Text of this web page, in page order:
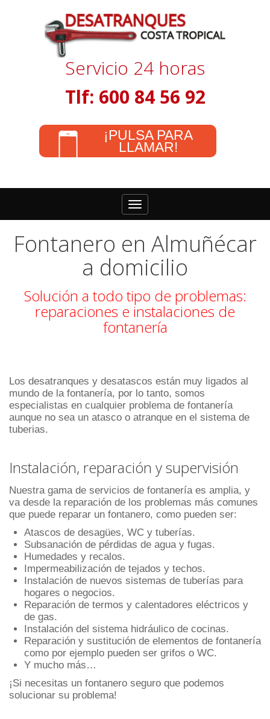
Servicio 24 horas
Tlf: 600 84 56 92
¡PULSA PARA
LLAMAR!
Toggle
navigation
Fontanero en Almuñécar
a domicilio
Solución a todo tipo de problemas:
reparaciones e instalaciones de
fontanería
Los desatranques y desatascos están muy ligados al
mundo de la fontanería, por lo tanto, somos
especialistas en cualquier problema de fontanería
aunque no sea un atasco o atranque en el sistema de
tuberias.
Instalación, reparación y supervisión
Nuestra gama de servicios de fontanería es amplia, y
va desde la reparación de los problemas más comunes
que puede reparar un fontanero, como pueden ser:
Atascos de desagües, WC y tuberías.
Subsanación de pérdidas de agua y fugas.
Humedades y recalos.
Impermeabilización de tejados y techos.
Instalación de nuevos sistemas de tuberías para
hogares o negocios.
Reparación de termos y calentadores eléctricos y
de gas.
Instalación del sistema hidráulico de cocinas.
Reparación y sustitución de elementos de fontanería
como por ejemplo pueden ser grifos o WC.
Y mucho más…
¡Si necesitas un fontanero seguro que podemos
solucionar su problema!